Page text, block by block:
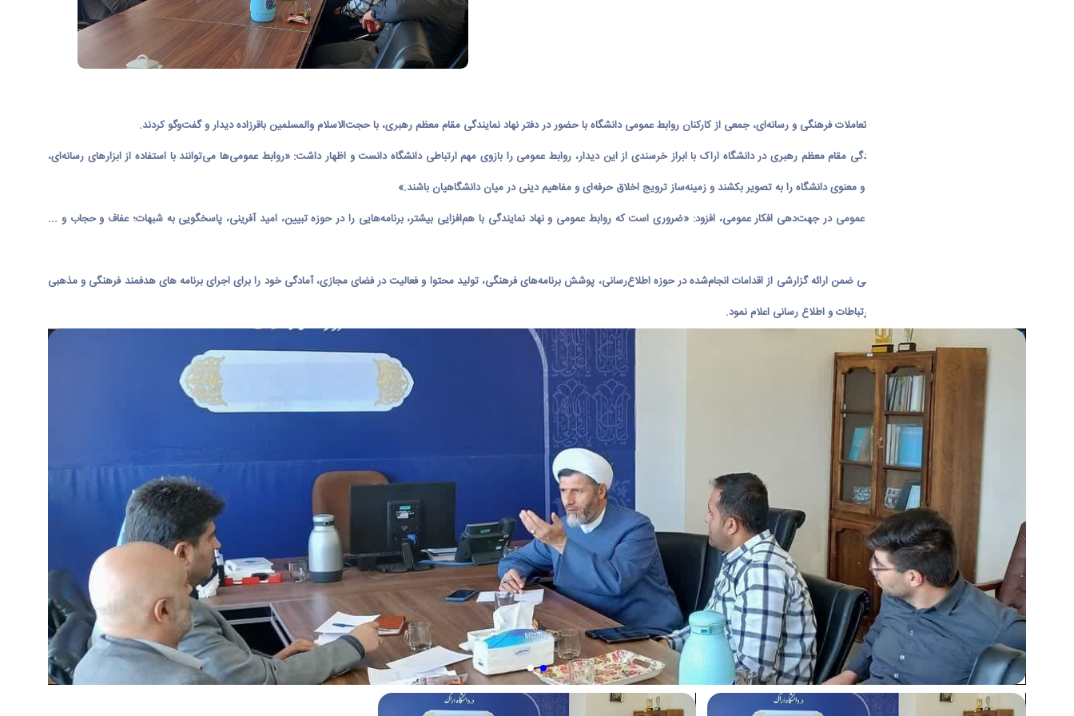
به منظور تعمیق همکاری‌ها و گسترش تعاملات فرهنگی و رسانه‌ای، جمعی از کارکنان روابط عمومی دانشگاه با حضور در دفتر نهاد نمایندگی مقام معظم رهبری، با حجت‌الاسلام والمسلمین باقرزاده دیدار و گفت‌وگو کردند.
در این نشست، مسئول دفتر نهاد نمایندگی مقام معظم رهبری در دانشگاه اراک با ابراز خرسندی از این دیدار، روابط عمومی را بازوی مهم ارتباطی دانشگاه دانست و اظهار داشت: «روابط عمومی‌ها می‌توانند با استفاده از ابزارهای رسانه‌ای،
جلوه‌های ارزشمند فعالیت‌های فرهنگی و معنوی دانشگاه را به تصویر بکشند و زمینه‌ساز ترویج اخلاق حرفه‌ای و مفاهیم دینی در میان دانشگاهیان باشند.»
ایشان با اشاره به نقش برجسته روابط عمومی در جهت‌دهی افکار عمومی، افزود: «ضروری است که روابط عمومی و نهاد نمایندگی با هم‌افزایی بیشتر، برنامه‌هایی را در حوزه تبیین، امید آفرینی، پاسخگویی به شبهات؛ عفاف و حجاب و ...
در ادامه جلسه، رئیس اداره روابط عمومی ضمن ارائه گزارشی از اقدامات انجام‌شده در حوزه اطلاع‌رسانی، پوشش برنامه‌های فرهنگی، تولید محتوا و فعالیت در فضای مجازی، آمادگی خود را برای اجرای برنامه های هدفمند فرهنگی و مذهبی
متناسب با ذائقه دانشگاهیان در حوزه ارتباطات و اطلاع رسانی اعلام نمود.